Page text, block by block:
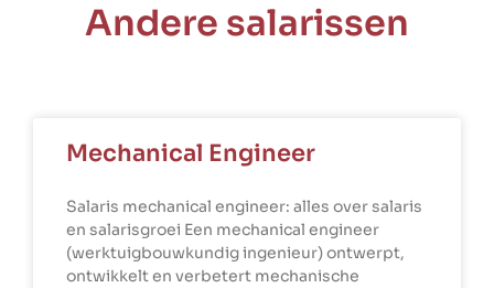
Andere salarissen
Mechanical Engineer
Salaris mechanical engineer: alles over salaris
en salarisgroei Een mechanical engineer
(werktuigbouwkundig ingenieur) ontwerpt,
ontwikkelt en verbetert mechanische